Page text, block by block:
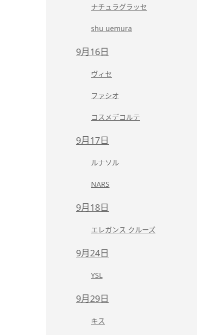
ナチュラグラッセ
shu uemura
9月16日
ヴィセ
ファシオ
コスメデコルテ
9月17日
ルナソル
NARS
9月18日
エレガンス クルーズ
9月24日
YSL
9月29日
キス